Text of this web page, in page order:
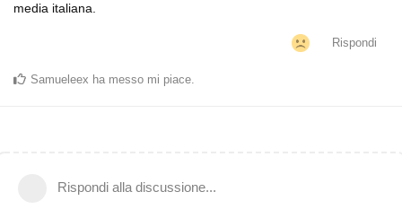
media italiana.
Rispondi
Samueleex ha messo mi piace.
Rispondi alla discussione...